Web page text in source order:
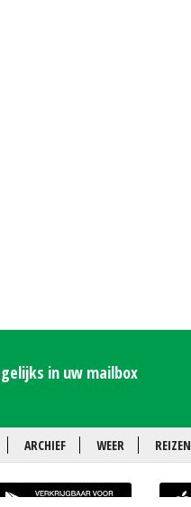
in uw mailbox
ARCHIEF WEER REIZEN